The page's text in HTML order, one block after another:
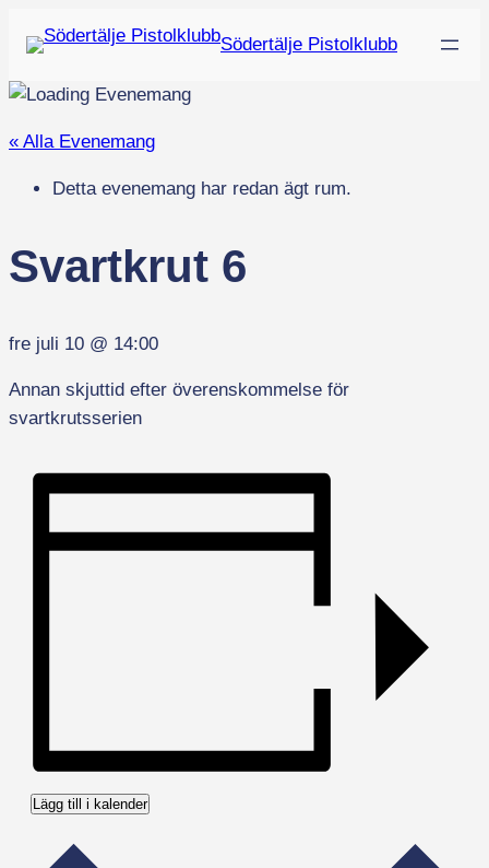
Södertälje Pistolklubb
« Alla Evenemang
Detta evenemang har redan ägt rum.
Svartkrut 6
fre juli 10 @ 14:00
Annan skjuttid efter överenskommelse för
svartkrutsserien
Lägg till i kalender